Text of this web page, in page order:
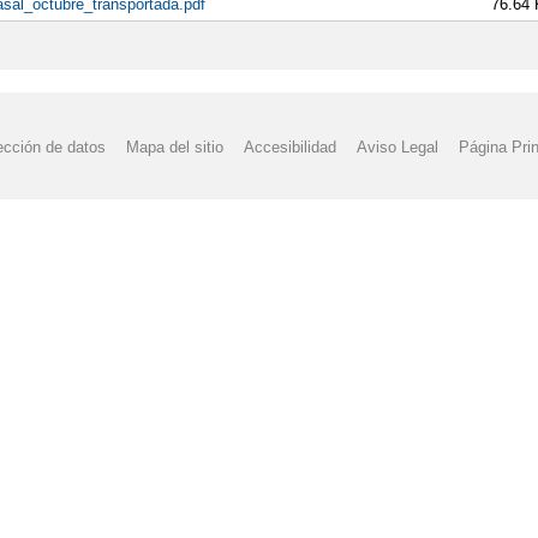
76.64
de datos Mapa del sitio Accesibilidad Aviso Legal Página